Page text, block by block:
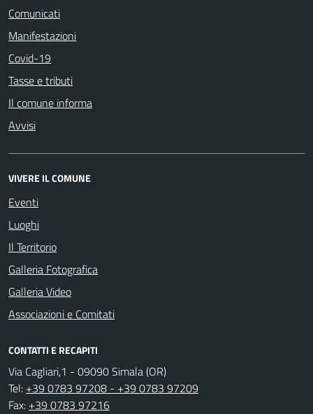
Comunicati
Manifestazioni
Covid-19
Tasse e tributi
Il comune informa
Avvisi
VIVERE IL COMUNE
Eventi
Luoghi
Il Territorio
Galleria Fotografica
Galleria Video
Associazioni e Comitati
CONTATTI E RECAPITI
Via Cagliari,1 - 09090 Simala (OR)
Tel: +39 0783 97208 - +39 0783 97209
Fax: +39 0783 97216